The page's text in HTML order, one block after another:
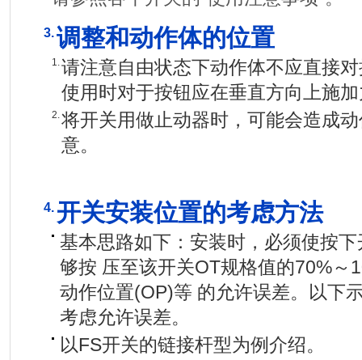
3.调整和动作体的位置
1.请注意自由状态下动作体不应直接
使用时对于按钮应在垂直方向上施
2.将开关用做止动器时，可能会造成
意。
4. 开关安装位置的考虑方法
基本思路如下：安装时，必须使按
够按 压至该开关OT规格值的70%～
动作位置(OP)等 的允许误差。以下
考虑允许误差。
以FS开关的链接杆型为例介绍。